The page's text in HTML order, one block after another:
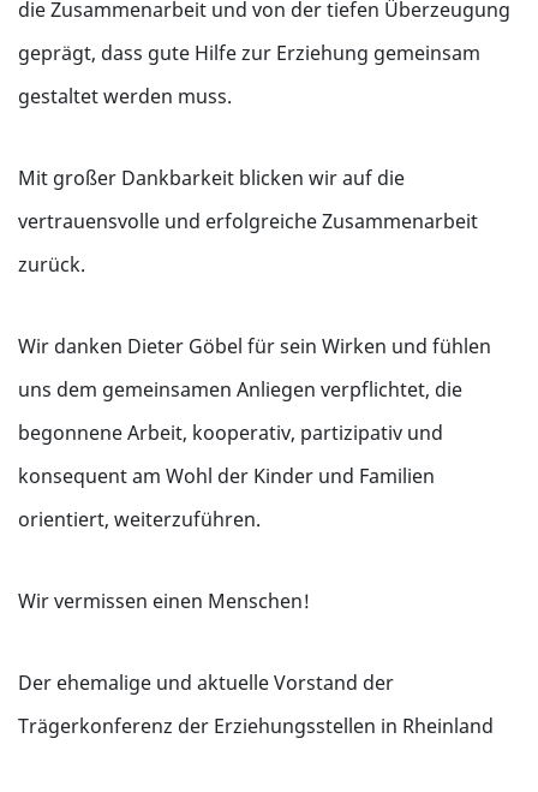
die Zusammenarbeit und von der tiefen Überzeugung
geprägt, dass gute Hilfe zur Erziehung gemeinsam
gestaltet werden muss.
Mit großer Dankbarkeit blicken wir auf die
vertrauensvolle und erfolgreiche Zusammenarbeit
zurück.
Wir danken Dieter Göbel für sein Wirken und fühlen
uns dem gemeinsamen Anliegen verpflichtet, die
begonnene Arbeit, kooperativ, partizipativ und
konsequent am Wohl der Kinder und Familien
orientiert, weiterzuführen.
Wir vermissen einen Menschen!
Der ehemalige und aktuelle Vorstand der
Trägerkonferenz der Erziehungsstellen in Rheinland